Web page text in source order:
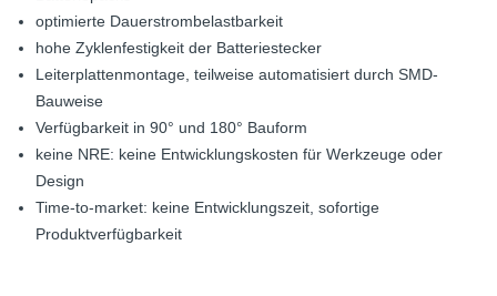
optimierte Dauerstrombelastbarkeit
hohe Zyklenfestigkeit der Batteriestecker
Leiterplattenmontage, teilweise automatisiert durch SMD-
Bauweise
Verfügbarkeit in 90° und 180° Bauform
keine NRE: keine Entwicklungskosten für Werkzeuge oder
Design
Time-to-market: keine Entwicklungszeit, sofortige
Produktverfügbarkeit